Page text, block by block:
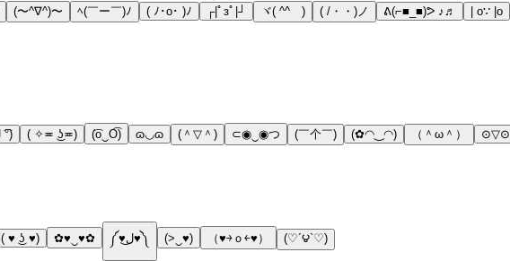
(〜^∇^)〜 ﾍ(￣ー￣)ﾉ ( ﾉ･o･ )ﾉ ┌|ﾟзﾟ|┘ ヾ( ^^ゞ) ( /・・)ノ ᕕ(⌐■_■)ᕗ ♪♬ | o∵ |o
( ͡° ل͜ ͡°) ( ✧≖ ͜ʖ≖) (͡o‿O͡) ɷ◡ɷ (＾▽＾) ⊂◉‿◉つ (￣个￣) (✿◠‿◠) （＾ω＾） ⊙▽⊙
( ♥ ͜ʖ ♥) ✿♥‿♥✿ ༼♥ل͜♥༽ (>‿♥) （♥￫ｏ￩♥） (♡´౪`♡)